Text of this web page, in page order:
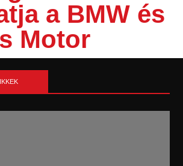
a BMW és
Motor